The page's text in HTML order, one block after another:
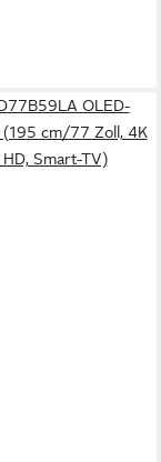
OLED-
(195 cm/77 Zoll, 4K
Smart-TV)